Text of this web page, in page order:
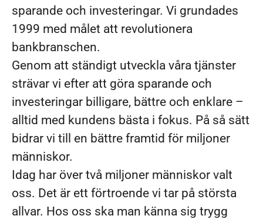
sparande och investeringar. Vi grundades
1999 med målet att revolutionera
bankbranschen.
Genom att ständigt utveckla våra tjänster
strävar vi efter att göra sparande och
investeringar billigare, bättre och enklare –
alltid med kundens bästa i fokus. På så sätt
bidrar vi till en bättre framtid för miljoner
människor.
Idag har över två miljoner människor valt
oss. Det är ett förtroende vi tar på största
allvar. Hos oss ska man känna sig trygg